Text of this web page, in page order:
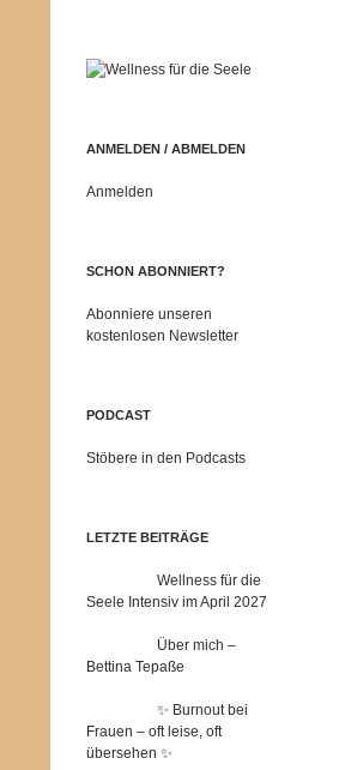
Zentrum für
ANMELDEN / ABMELDEN
Anmelden
SCHON ABONNIERT?
Abonniere unseren
kostenlosen Newsletter
PODCAST
Stöbere in den Podcasts
LETZTE BEITRÄGE
Wellness für die
Seele Intensiv im April 2027
Über mich –
Bettina Tepaße
✨ Burnout bei
Frauen – oft leise, oft
übersehen ✨